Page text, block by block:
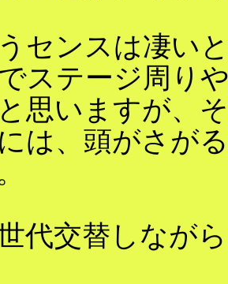
センスは凄い
ステージ周り
思いますが、
は、頭がさが
代交替しなが